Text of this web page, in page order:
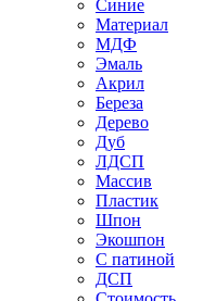
Синие
Материал
МДФ
Эмаль
Акрил
Береза
Дерево
Дуб
ЛДСП
Массив
Пластик
Шпон
Экошпон
С патиной
ДСП